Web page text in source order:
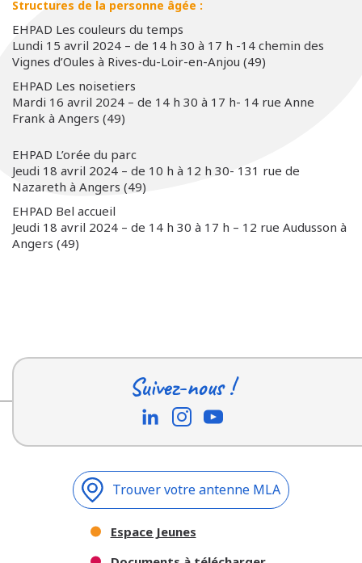
Structures de la personne âgée :
EHPAD Les couleurs du temps
Lundi 15 avril 2024 – de 14 h 30 à 17 h -14 chemin des
Vignes d’Oules à Rives-du-Loir-en-Anjou (49)
EHPAD Les noisetiers
Mardi 16 avril 2024 – de 14 h 30 à 17 h- 14 rue Anne
Frank à Angers (49)
EHPAD L’orée du parc
Jeudi 18 avril 2024 – de 10 h à 12 h 30- 131 rue de
Nazareth à Angers (49)
EHPAD Bel accueil
Jeudi 18 avril 2024 – de 14 h 30 à 17 h – 12 rue Audusson à
Angers (49)
Suivez-nous !
Trouver votre antenne MLA
Espace Jeunes